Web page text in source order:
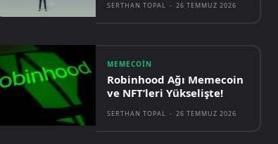
SERTHAN TOPAL - 26 TEMMUZ 2026
MEMECOIN
Robinhood Ağı Memecoin
ve NFT’leri Yükselişte!
SERTHAN TOPAL - 26 TEMMUZ 2026